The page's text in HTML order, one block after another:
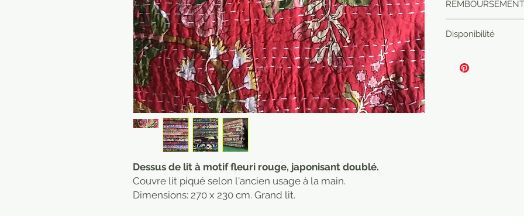
Dessus de lit à motif fleuri rouge, japonisant doublé.
Couvre lit piqué selon l'ancien usage à la main.
Dimensions: 270 x 230 cm. Grand lit.
REMBOURSEMENT
dans le point relais
Disponibilité